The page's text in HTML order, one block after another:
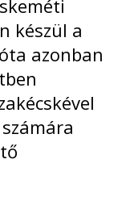
készül a
azonban